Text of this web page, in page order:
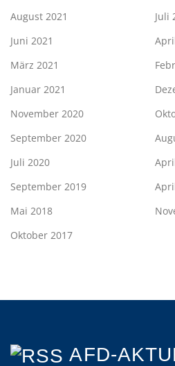
August 2021
Juli
Juni 2021
März 2021
Januar 2021
November 2020
September 2020
Juli 2020
September 2019
Mai 2018
Oktober 2017
AFD-